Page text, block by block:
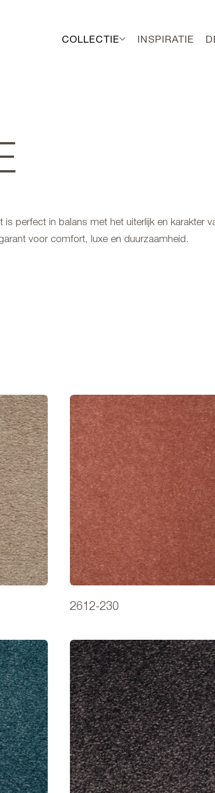
COLLECTIE INSPIRATIE
perfect in balans met het uiterlijk en karakter
voor comfort, luxe en duurzaamheid.
2612-230